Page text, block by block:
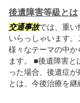
後遺障害等級とは
交通事故では、重い
いらっしゃいます。
様々なテーマの中
ます。 ■後遺障害と
った場合、後遺症
とは、今後治療を